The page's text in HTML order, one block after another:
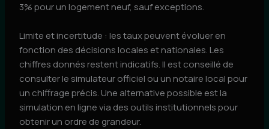
3% pour un logement neuf, sauf exceptions.
Limite et incertitude : les taux peuvent évoluer en
fonction des décisions locales et nationales. Les
chiffres donnés restent indicatifs. Il est conseillé de
consulter le simulateur officiel ou un notaire local pour
un chiffrage précis. Une alternative possible est la
simulation en ligne via des outils institutionnels pour
obtenir un ordre de grandeur.